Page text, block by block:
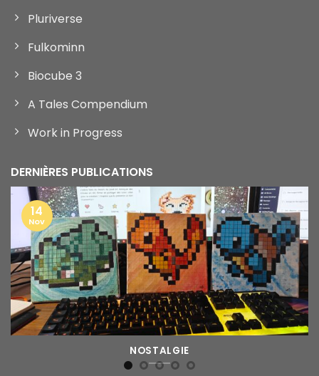
Pluriverse
Fulkominn
Biocube 3
A Tales Compendium
Work in Progress
DERNIÈRES PUBLICATIONS
NOSTALGIE
14
Nov